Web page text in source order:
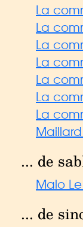
La
La
La
La
La
La
La
... de
Malo
... de